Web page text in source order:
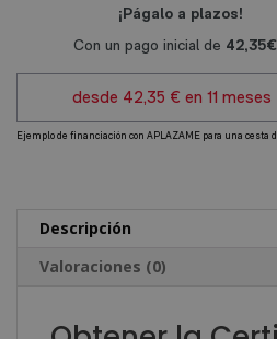
Descripción
Valoraciones (0)